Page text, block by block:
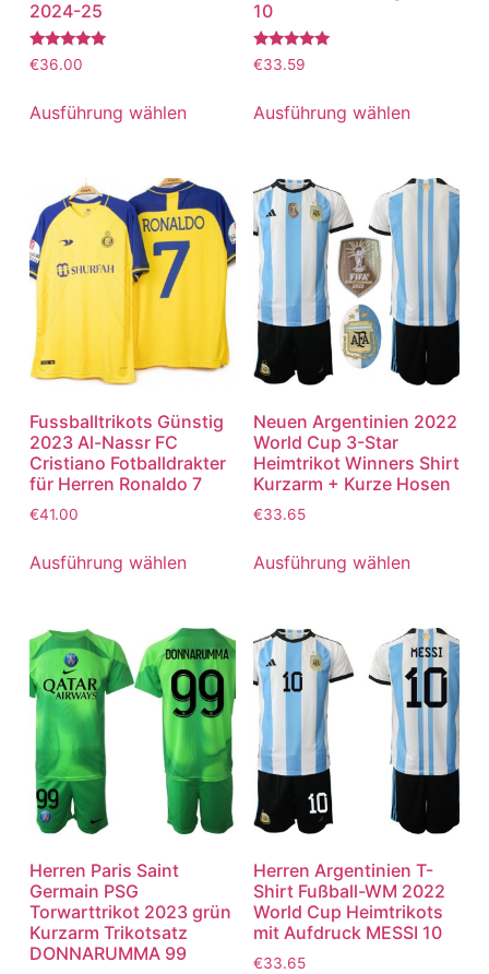
2024-25
Bewertet
mit
von 5
€36.00
Ausführung wählen
10
Bewertet
mit
von 5
€33.59
Ausführung wählen
Fussballtrikots Günstig
2023 Al-Nassr FC
Cristiano Fotballdrakter
für Herren Ronaldo 7
€41.00
Ausführung wählen
Neuen Argentinien 2022
World Cup 3-Star
Heimtrikot Winners Shirt
Kurzarm + Kurze Hosen
€33.65
Ausführung wählen
Herren Paris Saint
Germain PSG
Torwarttrikot 2023 grün
Kurzarm Trikotsatz
DONNARUMMA 99
Herren Argentinien T-
Shirt Fußball-WM 2022
World Cup Heimtrikots
mit Aufdruck MESSI 10
€33.65